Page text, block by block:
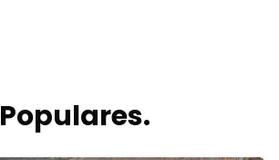
Populares.